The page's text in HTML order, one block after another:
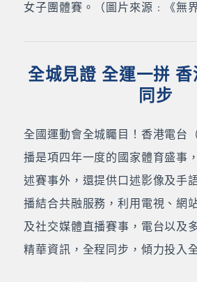
女子團體賽。（圖片來源﹕《無
全城見證 全運一拼
同步
全國運動會全城矚目！香港電台
播是項四年一度的國家體育盛事
述賽事外，還提供口述影像及手
播結合共融服務，利用電視、網
及社交媒體直播賽事，電台以及
精華資訊，全程同步，傾力投入